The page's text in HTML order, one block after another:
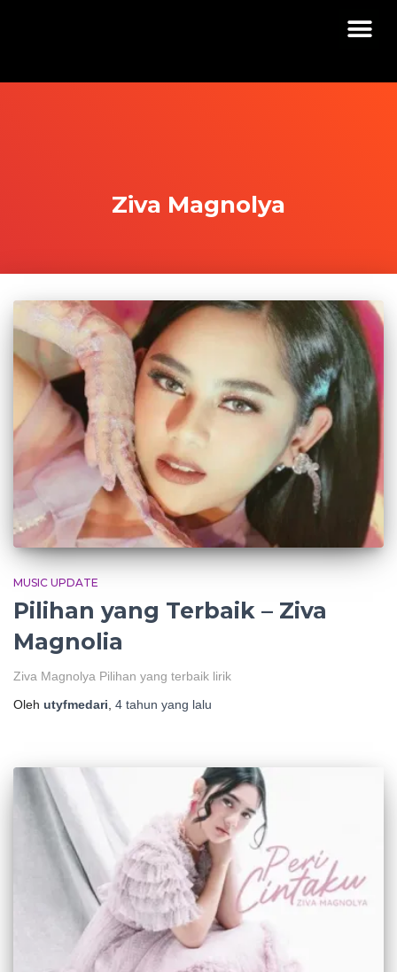
Ziva Magnolya
MUSIC UPDATE
Pilihan yang Terbaik – Ziva
Magnolia
Ziva Magnolya Pilihan yang terbaik lirik
Oleh utyfmedari 4 tahun yang lalu